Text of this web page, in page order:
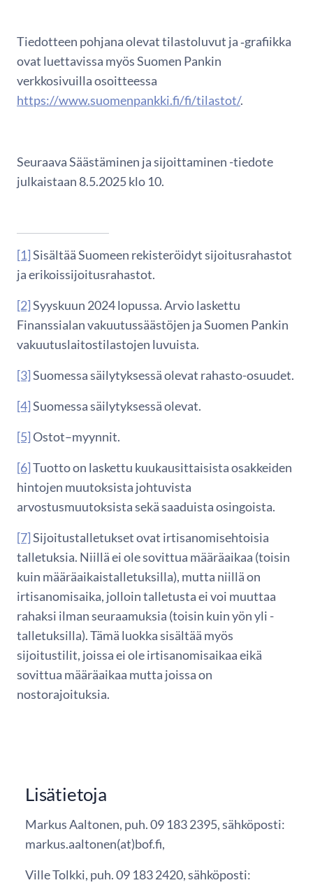
Tiedotteen pohjana olevat tilastoluvut ja ‑grafiikka
ovat luettavissa myös Suomen Pankin
verkkosivuilla osoitteessa
https://www.suomenpankki.fi/fi/tilastot/.
Seuraava Säästäminen ja sijoittaminen -tiedote
julkaistaan 8.5.2025 klo 10.
[1]Sisältää Suomeen rekisteröidyt sijoitusrahastot
ja erikoissijoitusrahastot.
[2]Syyskuun 2024 lopussa. Arvio laskettu
Finanssialan vakuutussäästöjen ja Suomen Pankin
vakuutuslaitostilastojen luvuista.
[3]Suomessa säilytyksessä olevat rahasto-osuudet.
[4]Suomessa säilytyksessä olevat.
[5]Ostot–myynnit.
[6]Tuotto on laskettu kuukausittaisista osakkeiden
hintojen muutoksista johtuvista
arvostusmuutoksista sekä saaduista osingoista.
[7]Sijoitustalletukset ovat irtisanomisehtoisia
talletuksia. Niillä ei ole sovittua määräaikaa (toisin
kuin määräaikaistalletuksilla), mutta niillä on
irtisanomisaika, jolloin talletusta ei voi muuttaa
rahaksi ilman seuraamuksia (toisin kuin yön yli -
talletuksilla). Tämä luokka sisältää myös
sijoitustilit, joissa ei ole irtisanomisaikaa eikä
sovittua määräaikaa mutta joissa on
nostorajoituksia.
Lisätietoja
Markus Aaltonen, puh. 09 183 2395, sähköposti:
markus.aaltonen(at)bof.fi,
Ville Tolkki, puh. 09 183 2420, sähköposti: